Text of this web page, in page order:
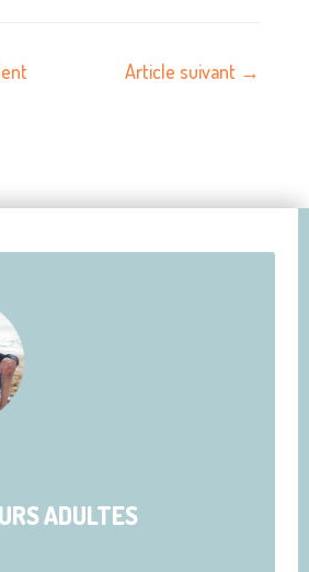
Article suivant →
ADULTES